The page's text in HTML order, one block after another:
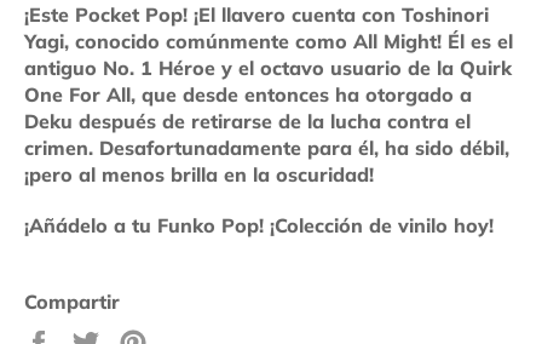
¡Este Pocket Pop! ¡El llavero cuenta con Toshinori
Yagi, conocido comúnmente como All Might! Él es el
antiguo No. 1 Héroe y el octavo usuario de la Quirk
One For All, que desde entonces ha otorgado a
Deku después de retirarse de la lucha contra el
crimen. Desafortunadamente para él, ha sido débil,
¡pero al menos brilla en la oscuridad!
¡Añádelo a tu Funko Pop! ¡Colección de vinilo hoy!
Compartir
Compartir
Tuitear